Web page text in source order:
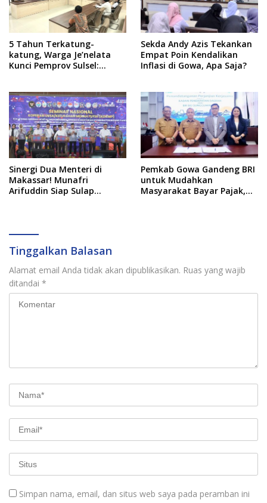
5 Tahun Terkatung-
katung, Warga Je’nelata
Kunci Pemprov Sulsel:
Sekda Andy Azis Tekankan
Empat Poin Kendalikan
Inflasi di Gowa, Apa Saja?
Sinergi Dua Menteri di
Makassar! Munafri
Arifuddin Siap Sulap
Pemkab Gowa Gandeng BRI
untuk Mudahkan
Masyarakat Bayar Pajak,
Tinggalkan Balasan
Alamat email Anda tidak akan dipublikasikan. Ruas yang wajib
ditandai *
Simpan nama, email, dan situs web saya pada peramban ini